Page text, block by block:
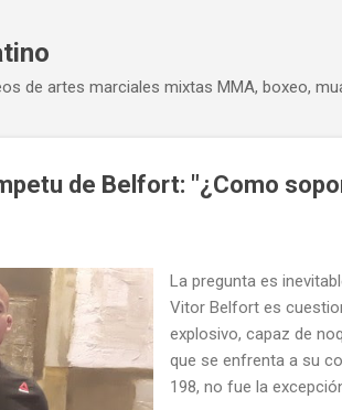
de artes marciales mixtas MMA, boxeo,
de Belfort: "¿Como
La pregunta es
Vitor Belfort es
explosivo, capaz de
que se enfrenta a su
198, no fue la